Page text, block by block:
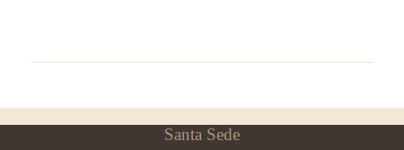
Santa Sede